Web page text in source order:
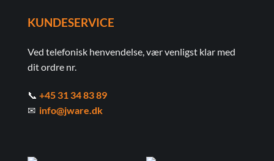
KUNDESERVICE
Ved telefonisk henvendelse, vær venligst klar med
dit ordre nr.
📞 +45 31 34 83 89
✉ info@jware.dk